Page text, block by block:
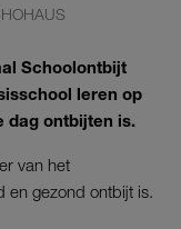
Schoolontbijt
leren op
dag ontbijten is.
van het
en gezond ontbijt is.